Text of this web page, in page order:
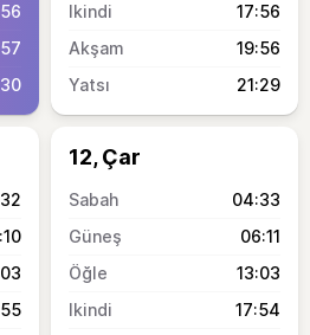
17:56
19:56
21:29
12, Çar
04:33
06:11
13:03
17:54